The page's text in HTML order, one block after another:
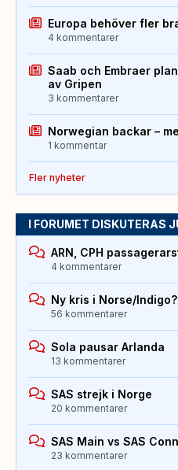
Europa behöver fler
4 kommentarer
Saab och Embraer
av Gripen
3 kommentarer
Norwegian backar –
1 kommentar
Fler nyheter
I FORUMET DISKUTERAS
ARN, CPH
4 kommentarer
Ny kris i Norse/Indigo?
56 kommentarer
Sola pausar Arlanda
13 kommentarer
SAS strejk i Norge
20 kommentarer
SAS Main vs SAS
23 kommentarer